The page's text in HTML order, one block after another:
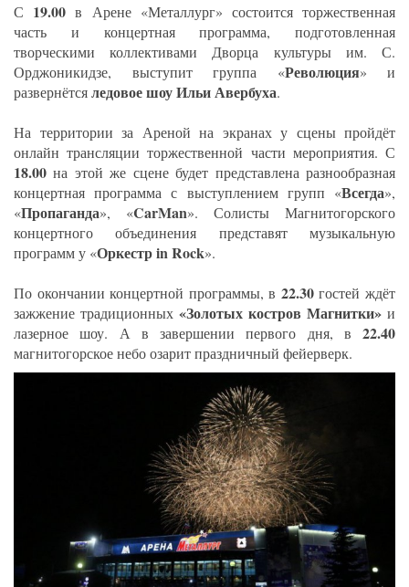
С 19.00 в Арене «Металлург» состоится торжественная
часть и концертная программа, подготовленная
творческими коллективами Дворца культуры им. С.
Орджоникидзе, выступит группа «Революция» и
развернётсяледовое шоу Ильи Авербуха.
На территории за Ареной на экранах у сцены пройдёт
онлайн трансляции торжественной части мероприятия. С
18.00 на этой же сцене будет представлена разнообразная
концертная программа с выступлением групп «Всегда»,
«Пропаганда», «CarMan». Солисты Магнитогорского
концертного объединения представят музыкальную
программ у «Оркестр in Rock».
По окончании концертной программы, в 22.30гостей ждёт
зажжение традиционных «Золотых костров Магнитки» и
лазерное шоу. А в завершении первого дня, в 22.40
магнитогорское небо озарит праздничный фейерверк.